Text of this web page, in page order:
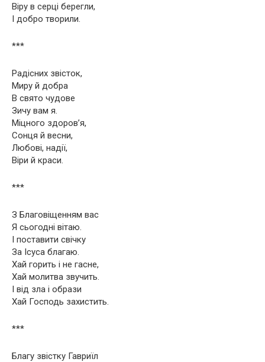
Віру в серці берегли,
І добро творили.
***
Радісних звісток,
Миру й добра
В свято чудове
Зичу вам я.
Міцного здоров’я,
Сонця й весни,
Любові, надії,
Віри й краси.
***
З Благовіщенням вас
Я сьогодні вітаю.
І поставити свічку
За Ісуса благаю.
Хай горить і не гасне,
Хай молитва звучить.
І від зла і образи
Хай Господь захистить.
***
Благу звістку Гавриїл